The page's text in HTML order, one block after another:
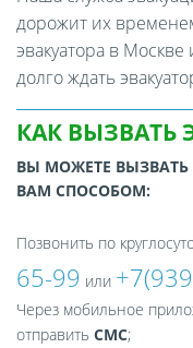
дорожит их
эвакуатора в
долго ждать
КАК ВЫЗВАТЬ
ВЫ МОЖЕТЕ
ВАМ СПОСОБОМ:
Позвонить по
65-99 или
Через мобильное
отправить СМС;